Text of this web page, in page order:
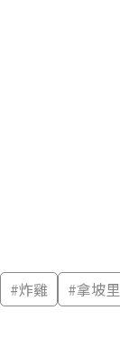
#炸雞 #拿坡里